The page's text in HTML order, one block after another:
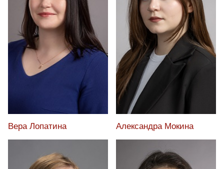
Вера Лопатина Александра Мокина